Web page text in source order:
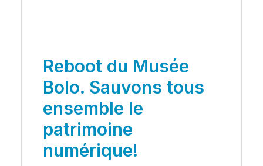
Reboot du Musée
Bolo. Sauvons tous
ensemble le
patrimoine
numérique!